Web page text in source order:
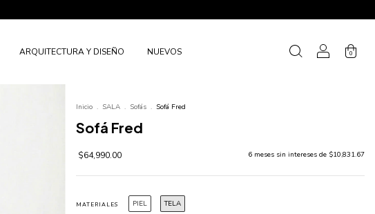
ARQUITECTURA Y DISEÑO NUEVOS 0
Inicio . SALA . Sofás . Sofá Fred
Sofá Fred
$64,990.00 6 meses sin intereses de $10,831.67
MATERIALES PIEL TELA